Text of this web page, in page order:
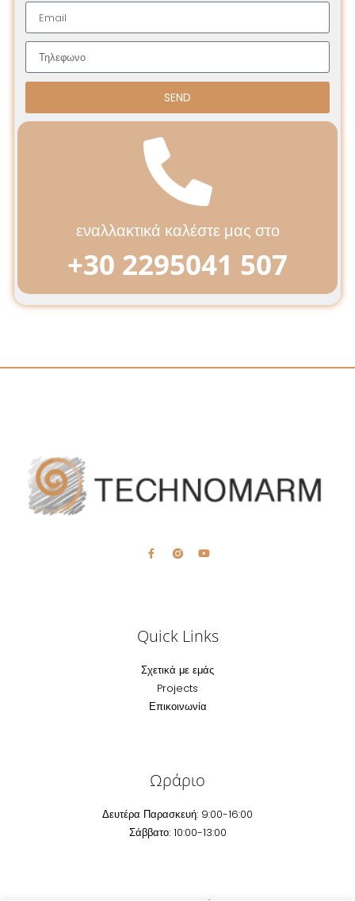
SEND
εναλλακτικά καλέστε μας στο
+30 2295041 507
Quick Links
Σχετικά με εμάς
Projects
Επικοινωνία
Ωράριο
Δευτέρα Παρασκευή: 9:00-16:00
Σάββατο: 10:00-13:00